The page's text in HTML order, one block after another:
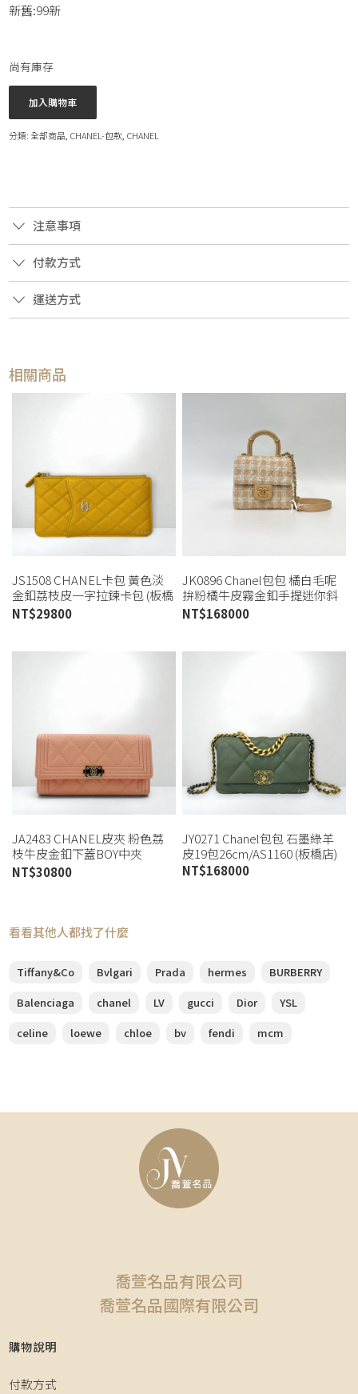
新舊:99新
尚有庫存
加入購物車
分類:全部商品 CHANEL-包款 CHANEL
注意事項
付款方式
運送方式
相關商品
JS1508 CHANEL卡包 黃色淡
金釦荔枝皮一字拉鍊卡包 (板橋
店)
NT$29800
JK0896 Chanel包包 橘白毛呢
拚粉橘牛皮霧金釦手提迷你斜
背包AS4035(高雄店)
NT$168000
JA2483 CHANEL皮夾 粉色荔
枝牛皮金釦下蓋BOY中夾
AP0813 (桃園店)
NT$30800
JY0271 Chanel包包 石墨綠羊
皮19包26cm/AS1160 (板橋店)
NT$168000
看看其他人都找了什麼
Tiffany&Co Bvlgari Prada hermes
BURBERRY
Balenciaga
chanel LV gucci Dior
YSL
celine
loewe chloe bv fendi mcm
喬萱名品有限公司
喬萱名品國際有限公司
購物說明
付款方式